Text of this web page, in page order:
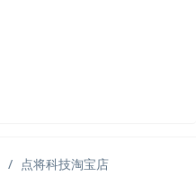
点将科技淘宝店